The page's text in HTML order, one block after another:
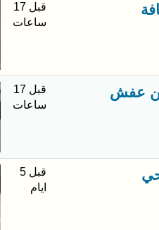
قبل 17
ساعات
قبل 17
ساعات
قبل 5
ايام